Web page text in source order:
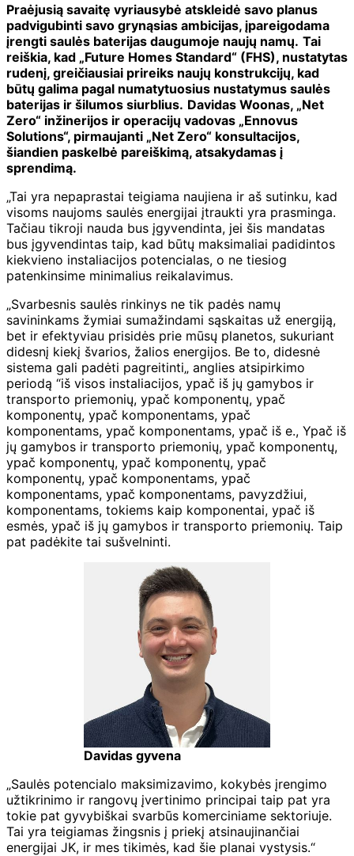
Praėjusią savaitę vyriausybė atskleidė savo planus
padvigubinti savo grynąsias ambicijas, įpareigodama
įrengti saulės baterijas daugumoje naujų namų. Tai
reiškia, kad „Future Homes Standard“ (FHS), nustatytas
rudenį, greičiausiai prireiks naujų konstrukcijų, kad
būtų galima pagal numatytuosius nustatymus saulės
baterijas ir šilumos siurblius. Davidas Woonas, „Net
Zero“ inžinerijos ir operacijų vadovas „Ennovus
Solutions“, pirmaujanti „Net Zero“ konsultacijos,
šiandien paskelbė pareiškimą, atsakydamas į
sprendimą.
„Tai yra nepaprastai teigiama naujiena ir aš sutinku, kad
visoms naujoms saulės energijai įtraukti yra prasminga.
Tačiau tikroji nauda bus įgyvendinta, jei šis mandatas
bus įgyvendintas taip, kad būtų maksimaliai padidintos
kiekvieno instaliacijos potencialas, o ne tiesiog
patenkinsime minimalius reikalavimus.
„Svarbesnis saulės rinkinys ne tik padės namų
savininkams žymiai sumažindami sąskaitas už energiją,
bet ir efektyviau prisidės prie mūsų planetos, sukuriant
didesnį kiekį švarios, žalios energijos. Be to, didesnė
sistema gali padėti pagreitinti„ anglies atsipirkimo
periodą “iš visos instaliacijos, ypač iš jų gamybos ir
transporto priemonių, ypač komponentų, ypač
komponentų, ypač komponentams, ypač
komponentams, ypač komponentams, ypač iš e., Ypač iš
jų gamybos ir transporto priemonių, ypač komponentų,
ypač komponentų, ypač komponentų, ypač
komponentų, ypač komponentams, ypač
komponentams, ypač komponentams, pavyzdžiui,
komponentams, tokiems kaip komponentai, ypač iš
esmės, ypač iš jų gamybos ir transporto priemonių. Taip
pat padėkite tai sušvelninti.
Davidas gyvena
„Saulės potencialo maksimizavimo, kokybės įrengimo
užtikrinimo ir rangovų įvertinimo principai taip pat yra
tokie pat gyvybiškai svarbūs komerciniame sektoriuje.
Tai yra teigiamas žingsnis į priekį atsinaujinančiai
energijai JK, ir mes tikimės, kad šie planai vystysis.“